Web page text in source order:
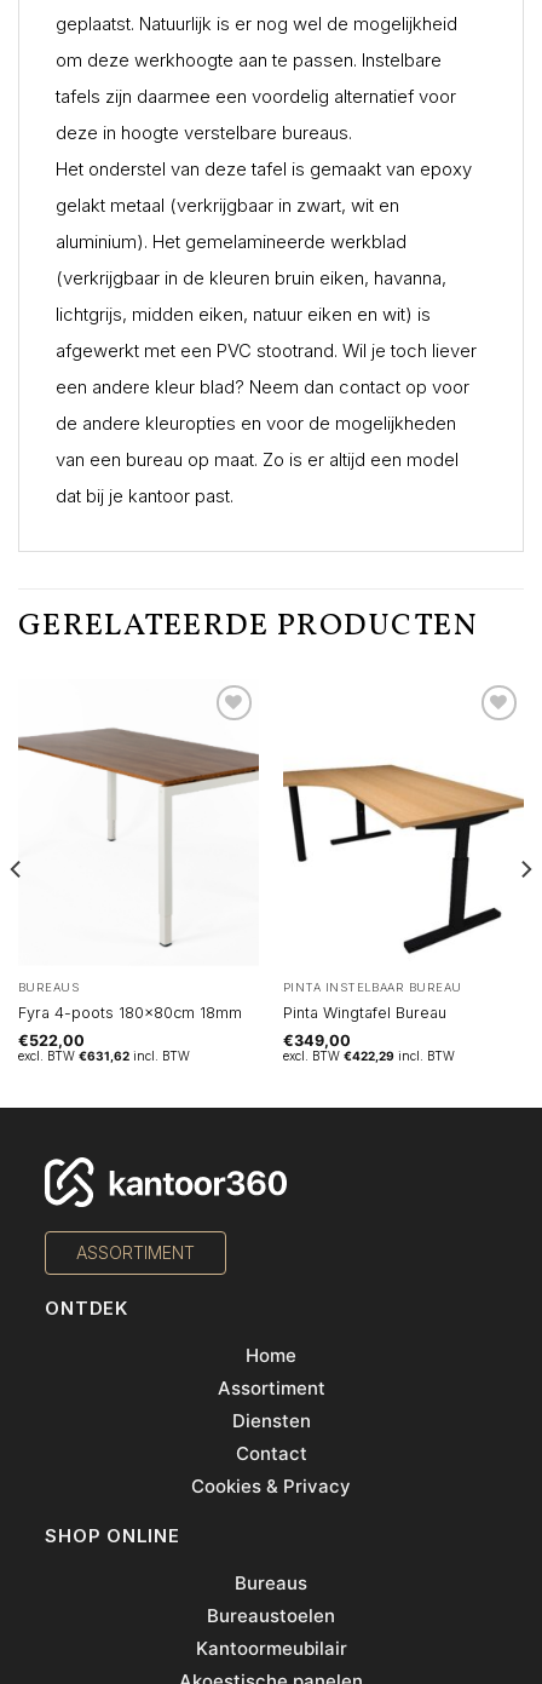
geplaatst. Natuurlijk is er nog wel de mogelijkheid
om deze werkhoogte aan te passen. Instelbare
tafels zijn daarmee een voordelig alternatief voor
deze in hoogte verstelbare bureaus.
Het onderstel van deze tafel is gemaakt van epoxy
gelakt metaal (verkrijgbaar in zwart, wit en
aluminium). Het gemelamineerde werkblad
(verkrijgbaar in de kleuren bruin eiken, havanna,
lichtgrijs, midden eiken, natuur eiken en wit) is
afgewerkt met een PVC stootrand. Wil je toch liever
een andere kleur blad? Neem dan contact op voor
de andere kleuropties en voor de mogelijkheden
van een bureau op maat. Zo is er altijd een model
dat bij je kantoor past.
GERELATEERDE PRODUCTEN
BUREAUS
Fyra 4-poots 180x80cm 18mm
€522,00
excl. BTW €631,62incl. BTW
PINTA INSTELBAAR BUREAU
Pinta Wingtafel Bureau
€349,00
excl. BTW €422,29incl. BTW
ASSORTIMENT
ONTDEK
Home
Assortiment
Diensten
Contact
Cookies & Privacy
SHOP ONLINE
Bureaus
Bureaustoelen
Kantoormeubilair